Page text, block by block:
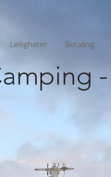
Leiligheter Betaling